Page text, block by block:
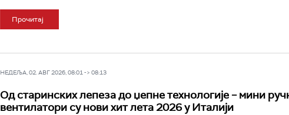
Прочитај
НЕДЕЉА, 02. АВГ 2026, 08:01 -> 08:13
Од старинских лепеза до џепне технологије – мини
вентилатори су нови хит лета 2026 у Италији